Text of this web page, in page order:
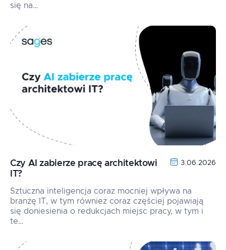
się na…
Czy AI zabierze pracę architektowi
IT?
3.06.2026
Sztuczna inteligencja coraz mocniej wpływa na
branżę IT, w tym również coraz częściej pojawiają
się doniesienia o redukcjach miejsc pracy, w tym i
te…